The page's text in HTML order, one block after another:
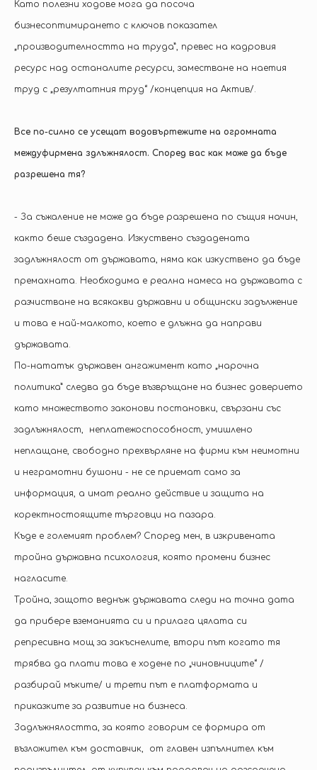
Като полезни ходове мога да посоча
бизнесоптимирането с ключов показател
„производителността на труда”, превес на кадровия
ресурс над останалите ресурси, заместване на наетия
труд с „резултатния труд“ /концепция на Актив/.
Все по-силно се усещат водовъртежите на огромната
междуфирмена здлъжнялост. Според вас как може да бъде
разрешена тя?
- За съжаление не може да бъде разрешена по същия начин,
както беше създадена. Изкуствено създадената
задлъжнялост от държавата, няма как изкуствено да бъде
премахната. Необходима е реална намеса на държавата с
разчистване на всякакви държавни и общински задължение
и това е най-малкото, което е длъжна да направи
държавата.
По-нататък държавен ангажимент като „нарочна
политика” следва да бъде възвръщане на бизнес доверието
като множеството законови постановки, свързани със
задлъжнялост, неплатежоспособност, умишлено
неплащане, свободно прехвърляне на фирми към неимотни
и неграмотни бушони - не се приемат само за
информация, а имат реално действие и защита на
коректностоящите търговци на пазара.
Къде е големият проблем? Според мен, в изкривената
тройна държавна психология, която промени бизнес
нагласите.
Тройна, защото веднъж държавата следи на точна дата
да прибере вземанията си и прилага цялата си
репресивна мощ за закъснелите, втори път когато тя
трябва да плати това е ходене по „чиновниците“ /
разбирай мъките/ и трети път е платформата и
приказките за развитие на бизнеса.
Задлъжнялостта, за която говорим се формира от
възложител към доставчик, от главен изпълнител към